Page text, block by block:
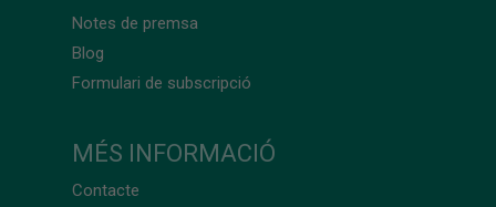
Notes de premsa
Blog
Formulari de subscripció
MÉS INFORMACIÓ
Contacte